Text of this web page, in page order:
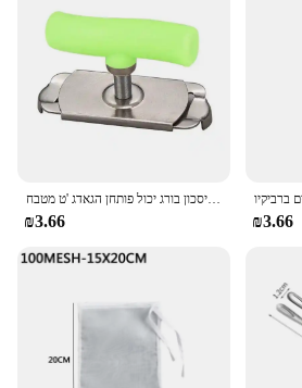
בקבוק רב תפקודי פותחן פלדה מתכווננת מכסים את פותחן צנצנת עבודה-חיסכון בורג יכול פותחן הגאדג 'ט מטבח
₪3.66 ₪3.66